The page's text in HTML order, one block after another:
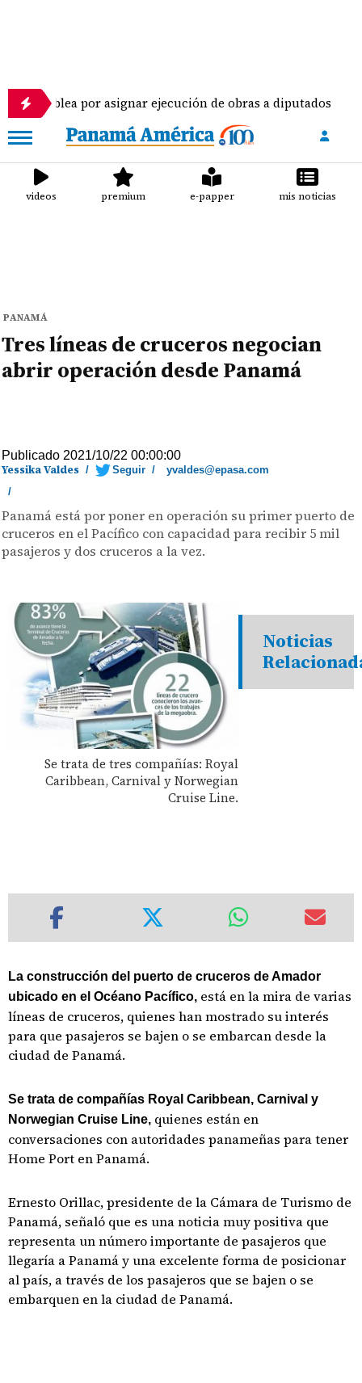
asignar ejecución de obras a diputados
videos premium e-papper mis noticias
PANAMÁ
Tres líneas de cruceros negocian
abrir operación desde Panamá
Publicado 2021/10/22 00:00:00
Yessika Valdes / Seguir /
yvaldes@epasa.com
/
Panamá está por poner en operación su primer puerto de
cruceros en el Pacífico con capacidad para recibir 5 mil
pasajeros y dos cruceros a la vez.
Se trata de tres compañías: Royal
Caribbean, Carnival y Norwegian
Cruise Line.
Noticias
La construcción del puerto de cruceros de Amador
ubicado en el Océano Pacífico, está en la mira de varias
líneas de cruceros, quienes han mostrado su interés
para que pasajeros se bajen o se embarcan desde la
ciudad de Panamá.
Se trata de compañías Royal Caribbean, Carnival y
Norwegian Cruise Line, quienes están en
conversaciones con autoridades panameñas para tener
Home Port en Panamá.
Ernesto Orillac, presidente de la Cámara de Turismo de
Panamá, señaló que es una noticia muy positiva que
representa un número importante de pasajeros que
llegaría a Panamá y una excelente forma de posicionar
al país, a través de los pasajeros que se bajen o se
embarquen en la ciudad de Panamá.